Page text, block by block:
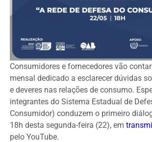
Consumidores e fornecedores vão
mensal dedicado a esclarecer dúvidas
e deveres nas relações de consumo.
integrantes do Sistema Estadual de
Consumidor) conduzem o primeiro
18h desta segunda-feira (22), em
pelo YouTube.